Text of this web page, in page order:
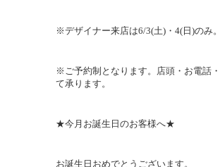
※デザイナー来店は6/3(土) ・4(日)のみ。
※ご予約制となります。店頭・お電話
て承ります。
★今月お誕生日のお客様へ★
お誕生日おめでとうございます。